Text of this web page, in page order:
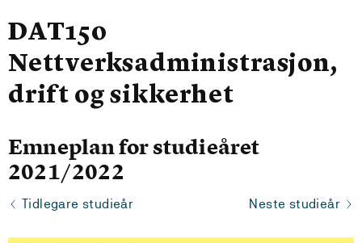
DAT150
Nettverksadministrasjon,
drift og sikkerhet
Emneplan for studieåret
2021/2022
Tidlegare studieår Neste studieår